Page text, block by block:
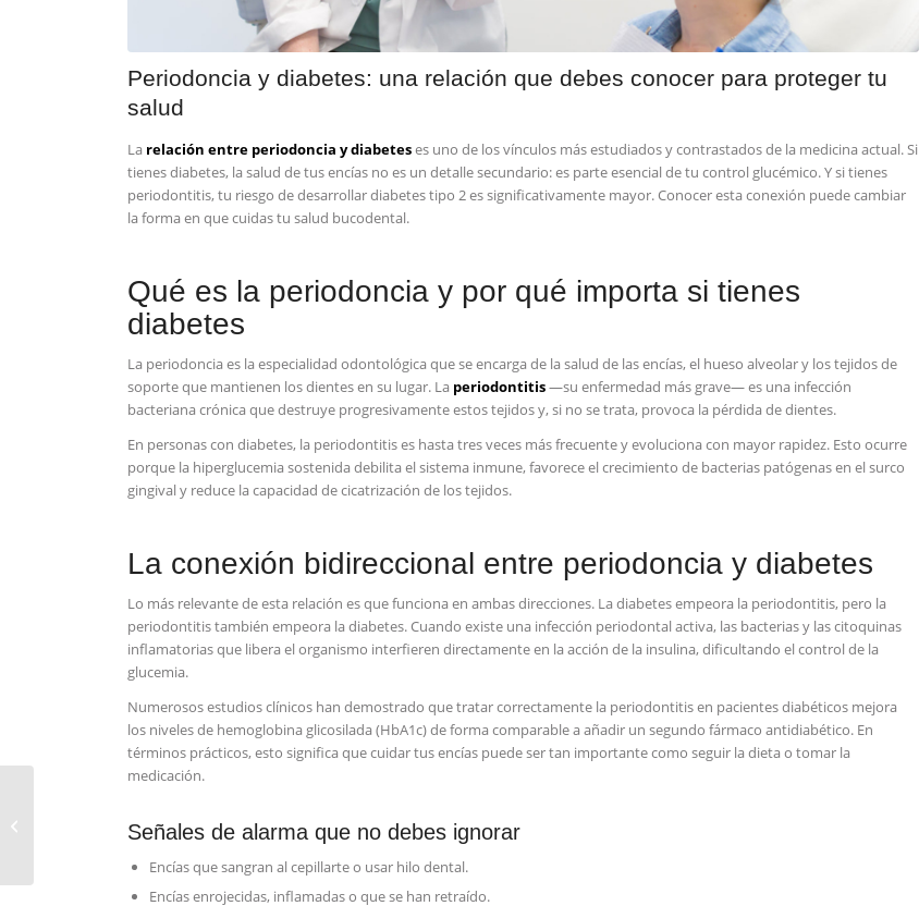
Periodoncia y diabetes: una relación que debes conocer para proteger tu
salud
La relación entre periodoncia y diabeteses uno de los vínculos más estudiados y contrastados de la medicina actual. Si
tienes diabetes, la salud de tus encías no es un detalle secundario: es parte esencial de tu control glucémico. Y si tienes
periodontitis, tu riesgo de desarrollar diabetes tipo 2 es significativamente mayor. Conocer esta conexión puede cambiar
la forma en que cuidas tu salud bucodental.
Qué es la periodoncia y por qué importa si tienes
diabetes
La periodoncia es la especialidad odontológica que se encarga de la salud de las encías, el hueso alveolar y los tejidos de
soporte que mantienen los dientes en su lugar. La periodontitis—su enfermedad más grave— es una infección
bacteriana crónica que destruye progresivamente estos tejidos y, si no se trata, provoca la pérdida de dientes.
En personas con diabetes, la periodontitis es hasta tres veces más frecuente y evoluciona con mayor rapidez. Esto ocurre
porque la hiperglucemia sostenida debilita el sistema inmune, favorece el crecimiento de bacterias patógenas en el surco
gingival y reduce la capacidad de cicatrización de los tejidos.
La conexión bidireccional entre periodoncia y diabetes
Lo más relevante de esta relación es que funciona en ambas direcciones. La diabetes empeora la periodontitis, pero la
periodontitis también empeora la diabetes. Cuando existe una infección periodontal activa, las bacterias y las citoquinas
inflamatorias que libera el organismo interfieren directamente en la acción de la insulina, dificultando el control de la
glucemia.
Numerosos estudios clínicos han demostrado que tratar correctamente la periodontitis en pacientes diabéticos mejora
los niveles de hemoglobina glicosilada (HbA1c) de forma comparable a añadir un segundo fármaco antidiabético. En
términos prácticos, esto significa que cuidar tus encías puede ser tan importante como seguir la dieta o tomar la
medicación.
Señales de alarma que no debes ignorar
Encías que sangran al cepillarte o usar hilo dental.
Encías enrojecidas, inflamadas o que se han retraído.
clave para tu salud